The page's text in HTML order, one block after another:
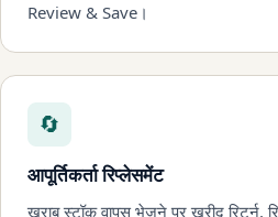
Review & Save।
🔄
आपूर्तिकर्ता रिप्लेसमेंट
खराब स्टॉक वापस भेजने पर खरीद रिटर्न,